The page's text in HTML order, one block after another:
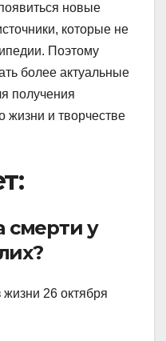
новые
которые не
Поэтому
более актуальные
получения
жизни и творчестве
смерти у
26 октября